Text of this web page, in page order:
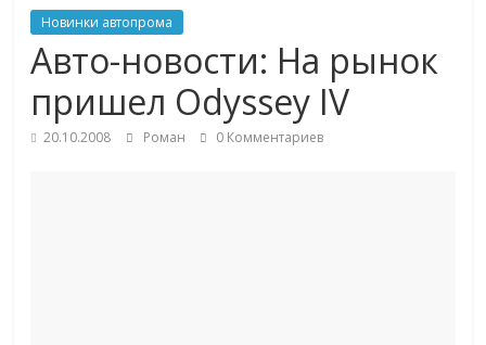
Новинки автопрома
Авто-новости: На рынок
пришел Odyssey IV
20.10.2008 Роман 0 Комментариев